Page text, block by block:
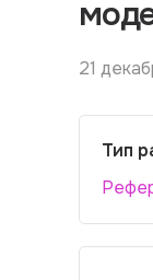
21
Тип